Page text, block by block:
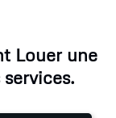
Louer une